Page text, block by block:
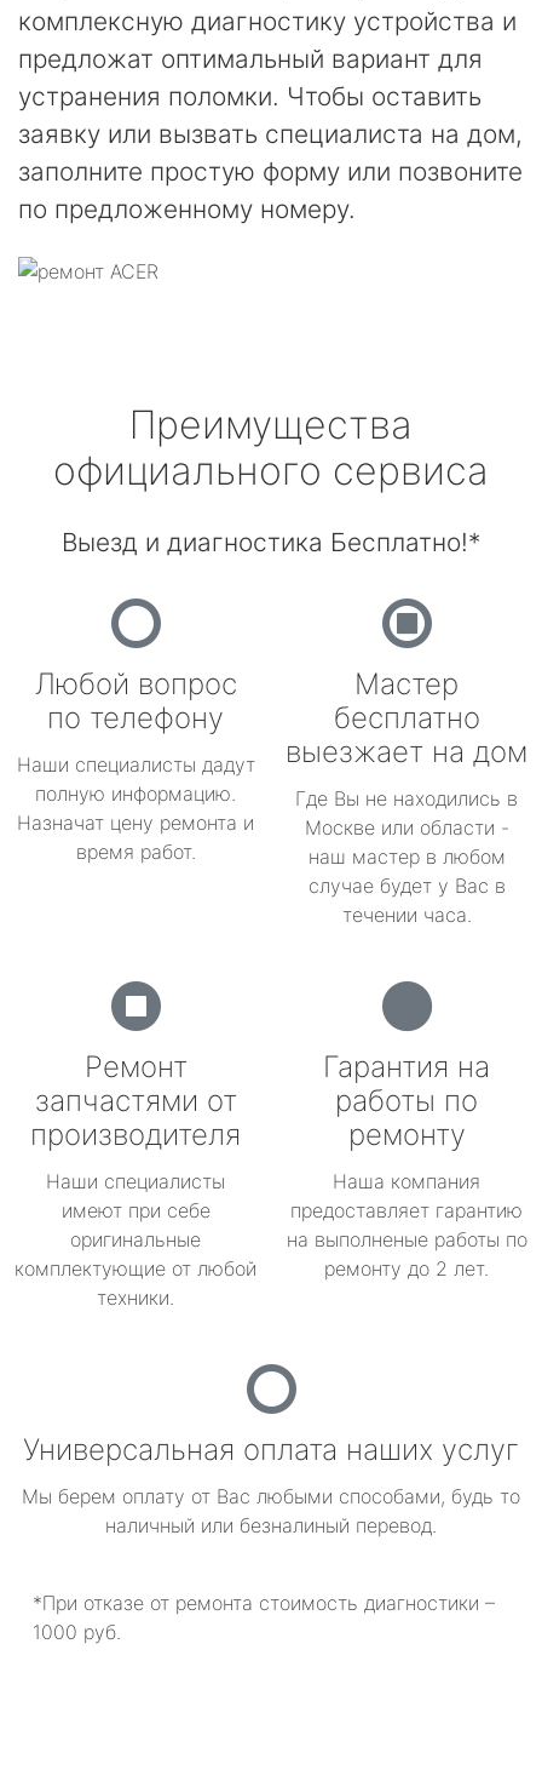
комплексную диагностику устройства и
предложат оптимальный вариант для
устранения поломки. Чтобы оставить
заявку или вызвать специалиста на дом,
заполните простую форму или позвоните
по предложенному номеру.
Преимущества
официального сервиса
Выезд и диагностика Бесплатно!*
Любой вопрос
по телефону
Наши специалисты дадут
полную информацию.
Назначат цену ремонта и
время работ.
Мастер
бесплатно
выезжает на дом
Где Вы не находились в
Москве или области -
наш мастер в любом
случае будет у Вас в
течении часа.
Ремонт
запчастями от
производителя
Наши специалисты
имеют при себе
оригинальные
комплектующие от любой
техники.
Гарантия на
работы по
ремонту
Наша компания
предоставляет гарантию
на выполненые работы по
ремонту до 2 лет.
Универсальная оплата наших услуг
Мы берем оплату от Вас любыми способами, будь то
наличный или безналиный перевод.
*При отказе от ремонта стоимость диагностики –
1000 руб.